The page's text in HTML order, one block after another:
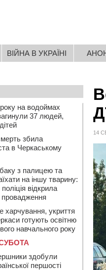
ВІЙНА В УКРАЇНІ
14
на водоймах
37 людей,
збила
в Черкаському
з палицею та
на іншу тварину:
відкрила
провадження
харчування, укриття
готують освітню
навчального року
здобули
першості